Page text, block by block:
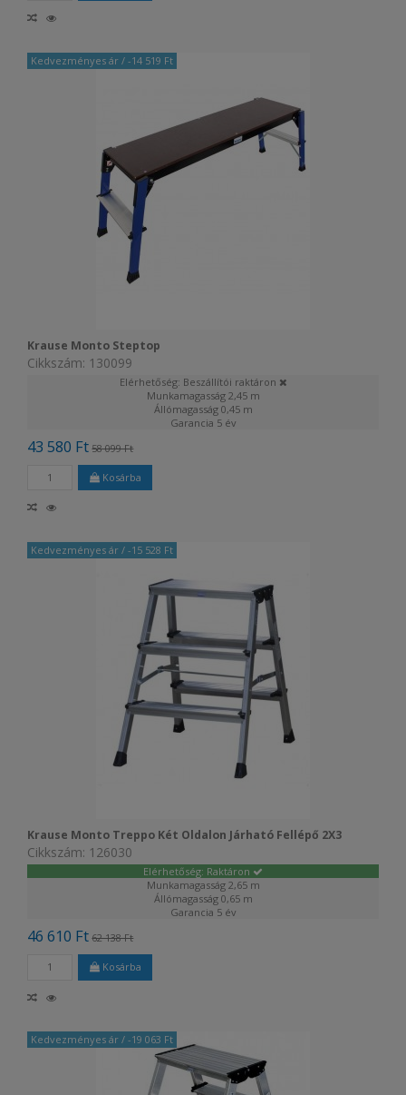
Kedvezményes ár/ -14 519 Ft
Krause Monto Steptop
Cikkszám: 130099
Elérhetőség: Beszállítói raktáron
Munkamagasság 2,45 m
Állómagasság 0,45 m
Garancia 5 év
43 580 Ft 58 099 Ft
Kosárba
Kedvezményes ár/ -15 528 Ft
Krause Monto Treppo Két Oldalon Járható Fellépő 2X3
Cikkszám: 126030
Elérhetőség: Raktáron
Munkamagasság 2,65 m
Állómagasság 0,65 m
Garancia 5 év
46 610 Ft 62 138 Ft
Kosárba
Kedvezményes ár/ -19 063 Ft